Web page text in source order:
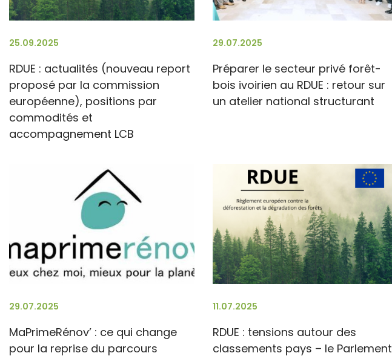
25.09.2025
RDUE : actualités (nouveau report
proposé par la commission
européenne), positions par
commodités et
accompagnement LCB
29.07.2025
Préparer le secteur privé forêt-
bois ivoirien au RDUE : retour sur
un atelier national structurant
29.07.2025
MaPrimeRénov’ : ce qui change
pour la reprise du parcours
11.07.2025
RDUE : tensions autour des
classements pays – le Parlement